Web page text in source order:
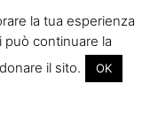
la tua esperienza
può continuare la
il sito.
OK